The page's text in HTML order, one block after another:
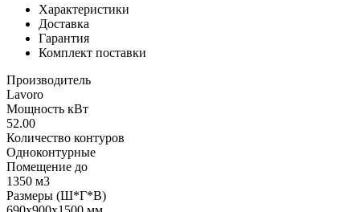
Характеристики
Доставка
Гарантия
Комплект поставки
Производитель
Lavoro
Мощность кВт
52.00
Количество контуров
Одноконтурные
Помещение до
1350 м3
Размеры (Ш*Г*В)